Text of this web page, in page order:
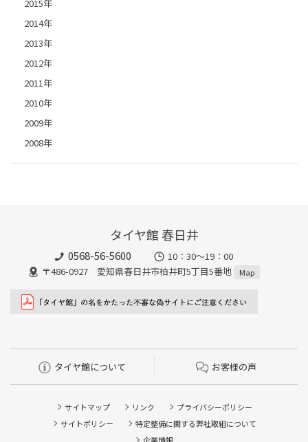
2015年
2014年
2013年
2012年
2011年
2010年
2009年
2008年
タイヤ館 春日井
0568-56-5600
10：30～19：00
〒486-0927 愛知県春日井市柏井町5丁目5番地
Map
タイヤ館について お客様の声
サイトマップ リンク
プライバシーポリシー
サイトポリシー
特定整備に関する弊社取組について